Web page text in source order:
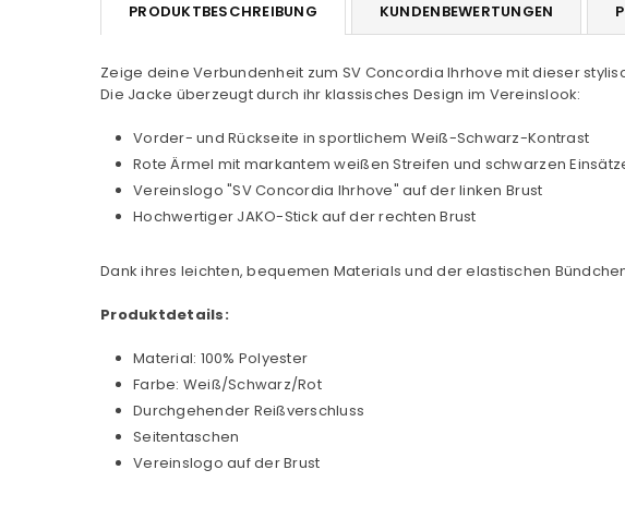
PRODUKTBESCHREIBUNG KUNDENBEWERTUNGEN
Zeige deine Verbundenheit zum SV Concordia Ihrhove mit dieser
Die Jacke überzeugt durch ihr klassisches Design im Vereinslook:
Vorder- und Rückseite in sportlichem Weiß-Schwarz-Kontrast
Rote Ärmel mit markantem weißen Streifen und schwarzen
Vereinslogo "SV Concordia Ihrhove" auf der linken Brust
Hochwertiger JAKO-Stick auf der rechten Brust
Dank ihres leichten, bequemen Materials und der elastischen
Produktdetails:
Material: 100% Polyester
Farbe: Weiß/Schwarz/Rot
Durchgehender Reißverschluss
Seitentaschen
Vereinslogo auf der Brust